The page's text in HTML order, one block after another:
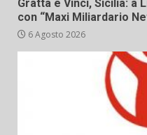
Gratta e Vinci, Sicilia: a
con “Maxi Miliardario
6 Agosto 2026